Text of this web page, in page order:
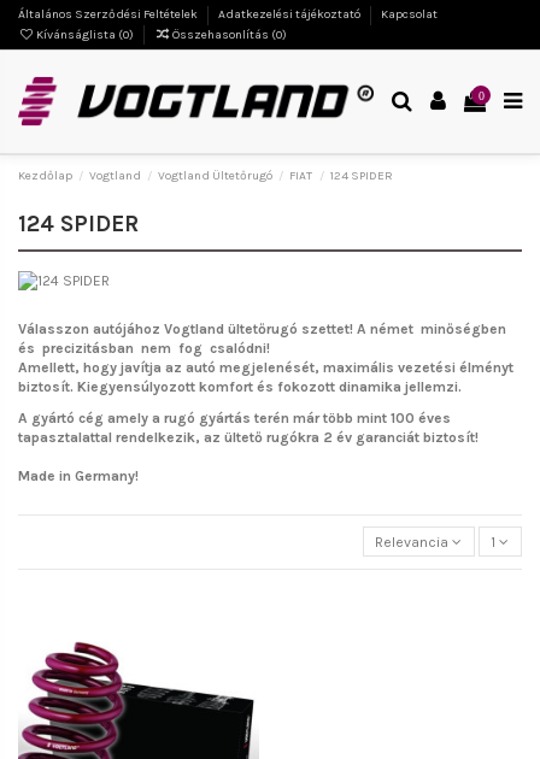
Általános Szerződési Feltételek Adatkezelési tájékoztató
Kapcsolat
Kívánságlista (0) Összehasonlítás (0)
0
Kezdőlap Vogtland Vogtland Ültetőrugó FIAT 124 SPIDER
124 SPIDER
Válasszon autójához Vogtland ültetőrugó szettet! A német minőségben
és precizitásban nem fog csalódni!
Amellett, hogy javítja az autó megjelenését, maximális vezetési élményt
biztosít. Kiegyensúlyozott komfort és fokozott dinamika jellemzi.
A gyártó cég amely a rugó gyártás terén már több mint 100 éves
tapasztalattal rendelkezik, az ültető rugókra 2 év garanciát biztosít!
Made in Germany!
Relevancia 1